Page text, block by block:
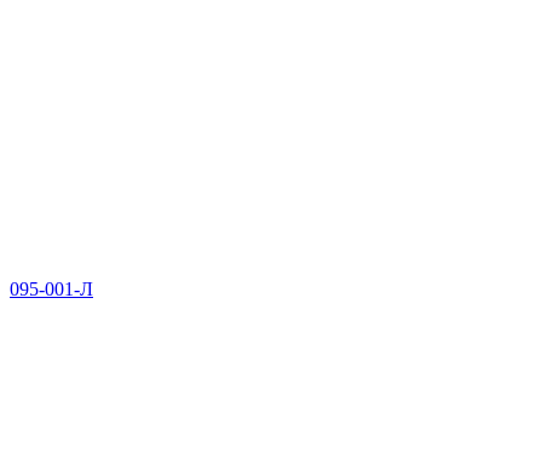
095-001-Л